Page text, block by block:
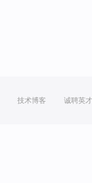
技术博客 诚聘英才